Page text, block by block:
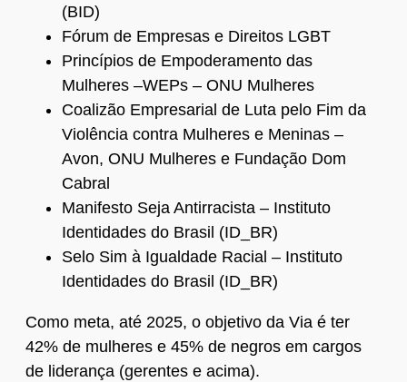
(BID)
Fórum de Empresas e Direitos LGBT
Princípios de Empoderamento das
Mulheres –WEPs – ONU Mulheres
Coalizão Empresarial de Luta pelo Fim da
Violência contra Mulheres e Meninas –
Avon, ONU Mulheres e Fundação Dom
Cabral
Manifesto Seja Antirracista – Instituto
Identidades do Brasil (ID_BR)
Selo Sim à Igualdade Racial – Instituto
Identidades do Brasil (ID_BR)
Como meta, até 2025, o objetivo da Via é ter
42% de mulheres e 45% de negros em cargos
de liderança (gerentes e acima).